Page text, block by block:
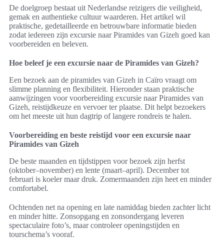
De doelgroep bestaat uit Nederlandse reizigers die veiligheid,
gemak en authentieke cultuur waarderen. Het artikel wil
praktische, gedetailleerde en betrouwbare informatie bieden
zodat iedereen zijn excursie naar Piramides van Gizeh goed kan
voorbereiden en beleven.
Hoe beleef je een excursie naar de Piramides van Gizeh?
Een bezoek aan de piramides van Gizeh in Caïro vraagt om
slimme planning en flexibiliteit. Hieronder staan praktische
aanwijzingen voor voorbereiding excursie naar Piramides van
Gizeh, reistijdkeuze en vervoer ter plaatse. Dit helpt bezoekers
om het meeste uit hun dagtrip of langere rondreis te halen.
Voorbereiding en beste reistijd voor een excursie naar
Piramides van Gizeh
De beste maanden en tijdstippen voor bezoek zijn herfst
(oktober–november) en lente (maart–april). December tot
februari is koeler maar druk. Zomermaanden zijn heet en minder
comfortabel.
Ochtenden net na opening en late namiddag bieden zachter licht
en minder hitte. Zonsopgang en zonsondergang leveren
spectaculaire foto’s, maar controleer openingstijden en
tourschema’s vooraf.